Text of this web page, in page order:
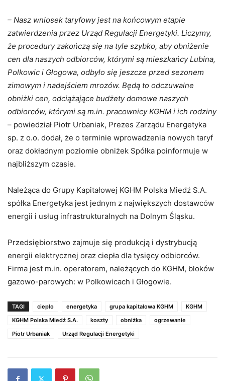
– Nasz wniosek taryfowy jest na końcowym etapie
zatwierdzenia przez Urząd Regulacji Energetyki. Liczymy,
że procedury zakończą się na tyle szybko, aby obniżenie
cen dla naszych odbiorców, którymi są mieszkańcy Lubina,
Polkowic i Głogowa, odbyło się jeszcze przed sezonem
zimowym i nadejściem mrozów. Będą to odczuwalne
obniżki cen, odciążające budżety domowe naszych
odbiorców, którymi są m.in. pracownicy KGHM i ich rodziny
– powiedział Piotr Urbaniak, Prezes Zarządu Energetyka
sp. z o.o. dodał, że o terminie wprowadzenia nowych taryf
oraz dokładnym poziomie obniżek Spółka poinformuje w
najbliższym czasie.
Należąca do Grupy Kapitałowej KGHM Polska Miedź S.A.
spółka Energetyka jest jednym z największych dostawców
energii i usług infrastrukturalnych na Dolnym Śląsku.
Przedsiębiorstwo zajmuje się produkcją i dystrybucją
energii elektrycznej oraz ciepła dla tysięcy odbiorców.
Firma jest m.in. operatorem, należących do KGHM, bloków
gazowo-parowych: w Polkowicach i Głogowie.
TAGI ciepło energetyka grupa kapitałowa KGHM
KGHM
KGHM Polska Miedź S.A.
koszty obniżka
ogrzewanie
Piotr Urbaniak
Urząd Regulacji Energetyki